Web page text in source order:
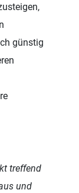
günstig
treffend
und